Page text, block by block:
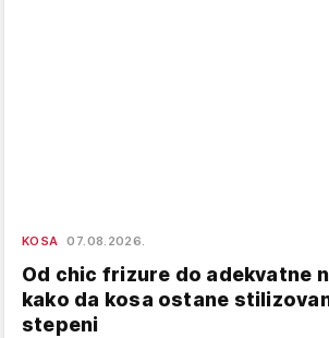
KOSA 07.08.2026.
Od chic frizure do adekvatne
kako da kosa ostane
stepeni